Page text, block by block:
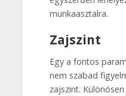
munkaasztalra.
Zajszint
Egy a fontos
nem szabad
zajszint.